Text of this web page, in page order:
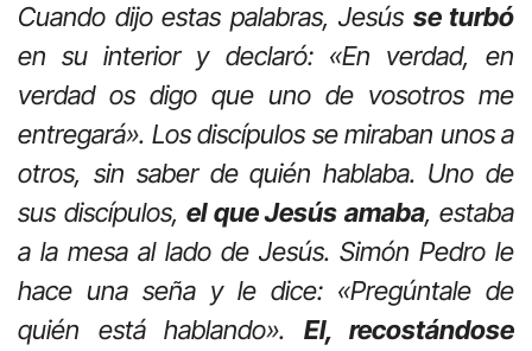
Cuando dijo estas palabras, Jesús se turbó
en su interior y declaró: «En verdad, en
verdad os digo que uno de vosotros me
entregará». Los discípulos se miraban unos a
otros, sin saber de quién hablaba. Uno de
sus discípulos, el que Jesús amaba, estaba
a la mesa al lado de Jesús. Simón Pedro le
hace una seña y le dice: «Pregúntale de
quién está hablando». El, recostándose